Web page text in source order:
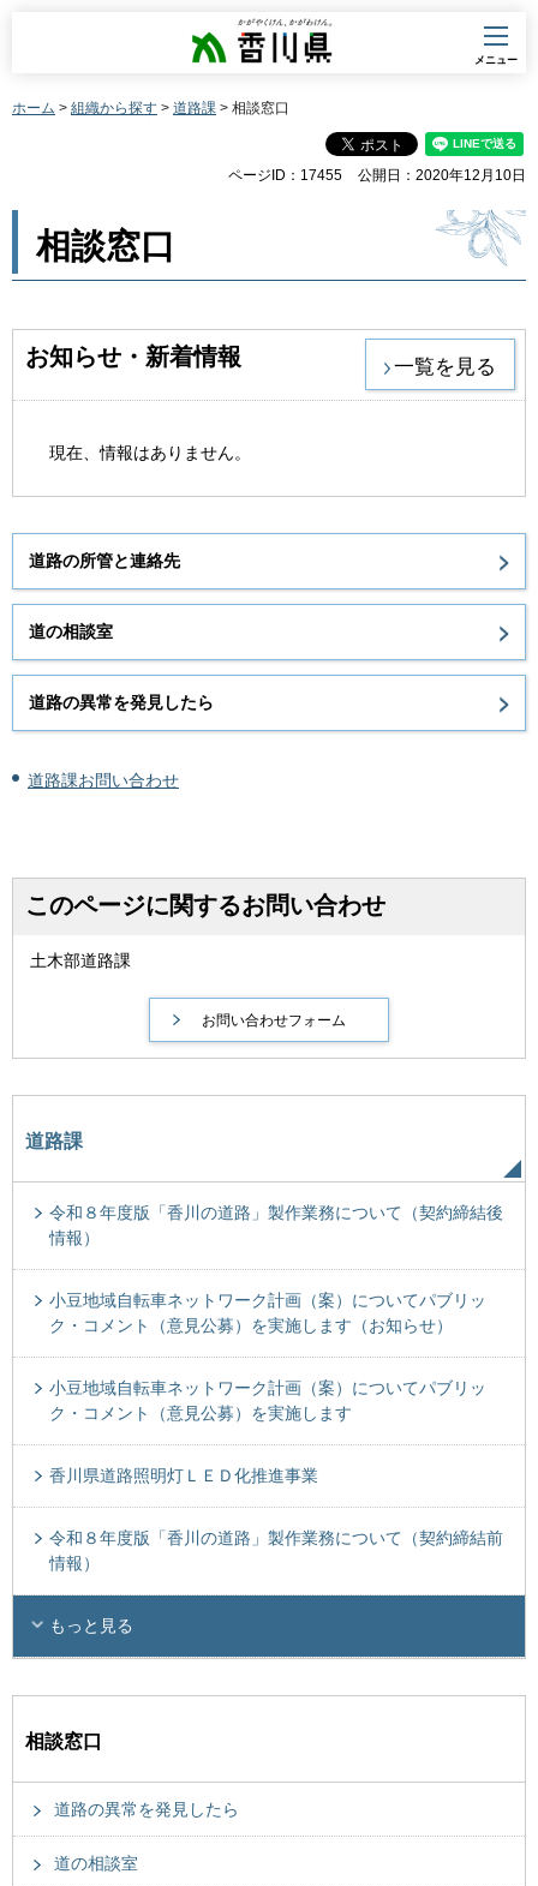
香川県
メニュー
ホーム > 組織から探す > 道路課 > 相談窓口
ページID：17455 公開日：2020年12月10日
相談窓口
お知らせ・新着情報 一覧を見る
現在、情報はありません。
道路の所管と連絡先
道の相談室
道路の異常を発見したら
道路課お問い合わせ
このページに関するお問い合わせ
土木部道路課
道路課
令和８年度版「香川の道路」製作業務について（契約締結後
情報）
小豆地域自転車ネットワーク計画（案）についてパブリッ
ク・コメント（意見公募）を実施します（お知らせ）
小豆地域自転車ネットワーク計画（案）についてパブリッ
ク・コメント（意見公募）を実施します
香川県道路照明灯ＬＥＤ化推進事業
令和８年度版「香川の道路」製作業務について（契約締結前
情報）
もっと見る
相談窓口
道路の異常を発見したら
道の相談室